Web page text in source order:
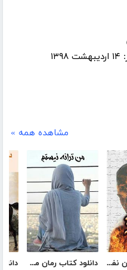
مشاهده همه »
دانلود کتاب رمان نفوذ ناپذیر دانلود کتاب رمان من ترانه نیستم